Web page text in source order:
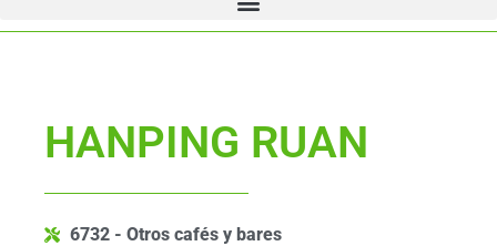
HANPING RUAN
6732 - Otros cafés y bares